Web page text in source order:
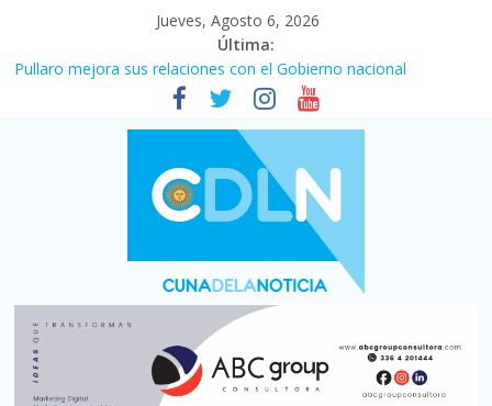
Jueves, Agosto 6, 2026
Última:
Pullaro mejora sus relaciones con el Gobierno nacional
En un partidazo, Newell’s empató 2 a 2 con Boca en el Coloso
Vacaciones de invierno con más movimiento y consumo
turístico: 4,6 millones de personas viajaron por el país, un 5,9%
Fuerte caída de la venta de autos usados en julio: bajó un 12,6%
Central venció 1 a 0 al River de Coudet en el Monumental